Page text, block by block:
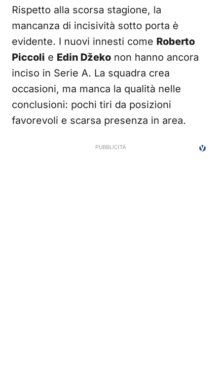
Rispetto alla scorsa stagione, la
mancanza di incisività sotto porta è
evidente. I nuovi innesti come Roberto
Piccoli e Edin Džeko non hanno ancora
inciso in Serie A. La squadra crea
occasioni, ma manca la qualità nelle
conclusioni: pochi tiri da posizioni
favorevoli e scarsa presenza in area.